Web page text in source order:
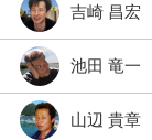
吉崎 昌宏
池田 竜一
山辺 貴章